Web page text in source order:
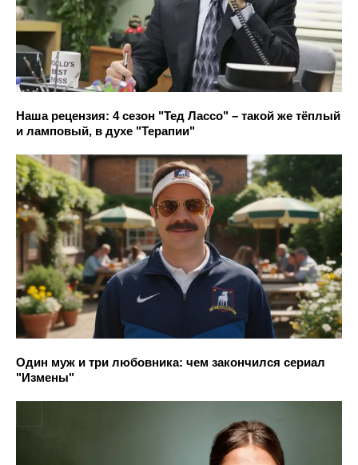
Наша рецензия: 4 сезон "Тед Лассо" – такой же тёплый
и ламповый, в духе "Терапии"
Один муж и три любовника: чем закончился сериал
"Измены"